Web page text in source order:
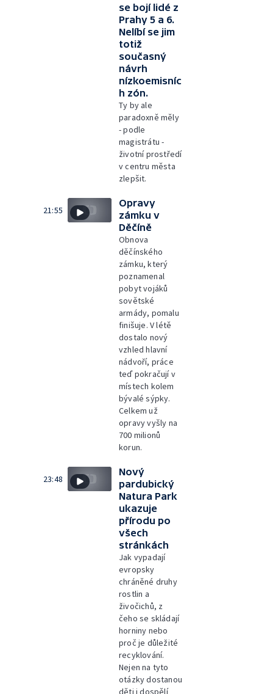
se bojí lidé z
Prahy 5 a 6.
Nelíbí se jim
totiž
současný
návrh
nízkoemisníc
h zón.
Ty by ale
paradoxně měly
- podle
magistrátu -
životní prostředí
v centru města
zlepšit.
21:55
Opravy
zámku v
Děčíně
Obnova
děčínského
zámku, který
poznamenal
pobyt vojáků
sovětské
armády, pomalu
finišuje. V létě
dostalo nový
vzhled hlavní
nádvoří, práce
teď pokračují v
místech kolem
bývalé sýpky.
Celkem už
opravy vyšly na
700 milionů
korun.
23:48
Nový
pardubický
Natura Park
ukazuje
přírodu po
všech
stránkách
Jak vypadají
evropsky
chráněné druhy
rostlin a
živočichů, z
čeho se skládají
horniny nebo
proč je důležité
recyklování.
Nejen na tyto
otázky dostanou
děti i dospělí